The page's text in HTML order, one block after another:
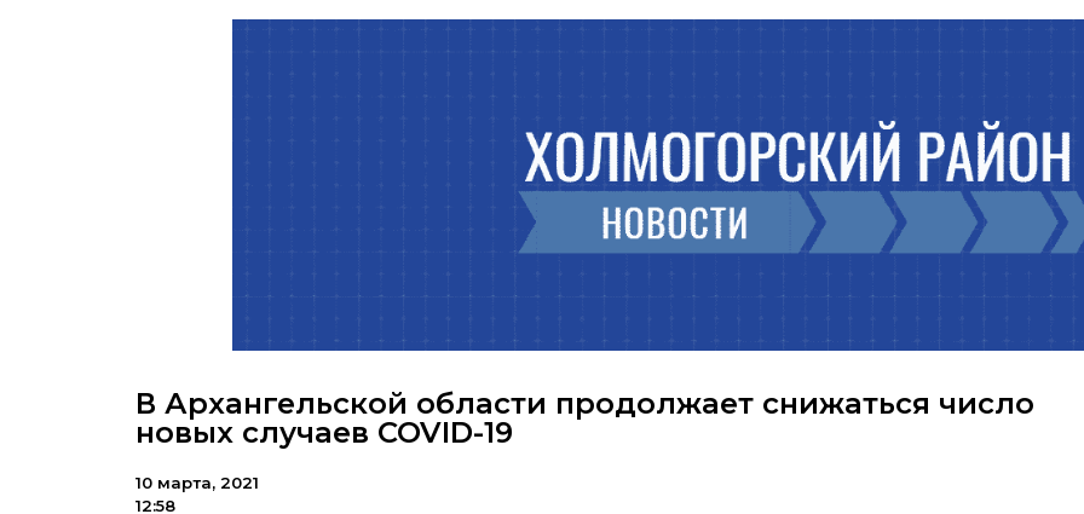
В Архангельской области продолжает снижаться число
новых случаев COVID-19
10 марта, 2021
12:58